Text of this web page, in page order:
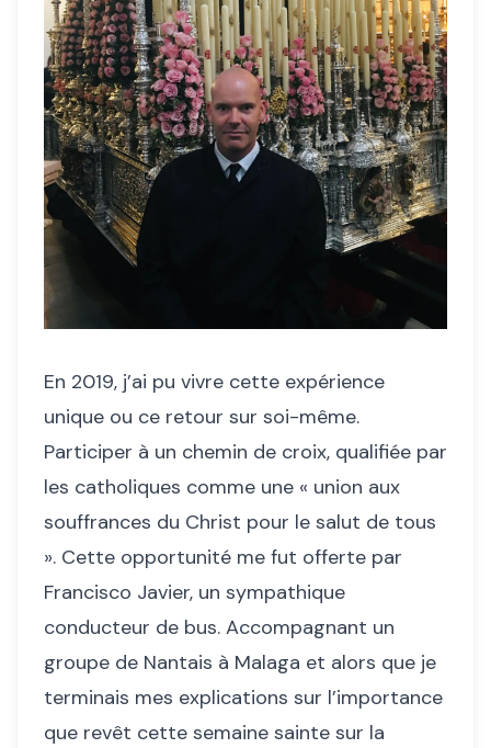
En 2019, j’ai pu vivre cette expérience
unique ou ce retour sur soi-même.
Participer à un chemin de croix, qualifiée par
les catholiques comme une « union aux
souffrances du Christ pour le salut de tous
». Cette opportunité me fut offerte par
Francisco Javier, un sympathique
conducteur de bus. Accompagnant un
groupe de Nantais à Malaga et alors que je
terminais mes explications sur l’importance
que revêt cette semaine sainte sur la